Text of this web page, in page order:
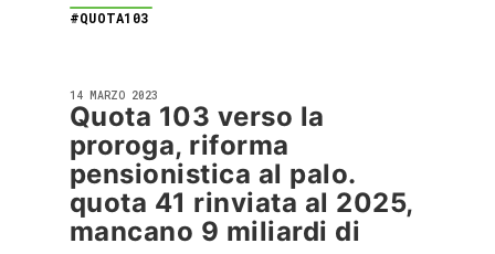
#QUOTA103
14 MARZO 2023
Quota 103 verso la
proroga, riforma
pensionistica al palo.
quota 41 rinviata al 2025,
mancano 9 miliardi di